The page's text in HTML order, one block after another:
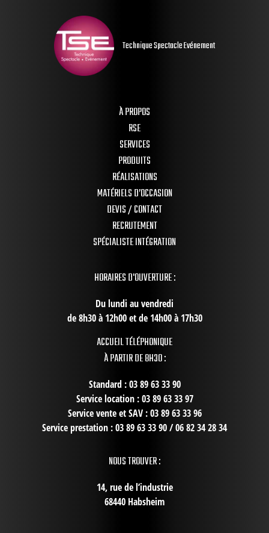
Technique Spectacle Evénement
À PROPOS
RSE
SERVICES
PRODUITS
RÉALISATIONS
MATÉRIELS D’OCCASION
DEVIS / CONTACT
RECRUTEMENT
SPÉCIALISTE INTÉGRATION
HORAIRES D'OUVERTURE :
Du lundi au vendredi
de 8h30 à 12h00 et de 14h00 à 17h30
ACCUEIL TÉLÉPHONIQUE
À PARTIR DE 8H30 :
Standard : 03 89 63 33 90
Service location : 03 89 63 33 97
Service vente et SAV : 03 89 63 33 96
Service prestation : 03 89 63 33 90 / 06 82 34 28 34
NOUS TROUVER :
14, rue de l’industrie
68440 Habsheim